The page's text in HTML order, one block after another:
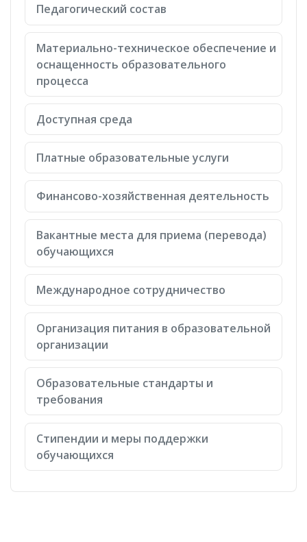
Педагогический состав
Материально-техническое обеспечение и
оснащенность образовательного
процесса
Доступная среда
Платные образовательные услуги
Финансово-хозяйственная деятельность
Вакантные места для приема (перевода)
обучающихся
Международное сотрудничество
Организация питания в образовательной
организации
Образовательные стандарты и
требования
Стипендии и меры поддержки
обучающихся